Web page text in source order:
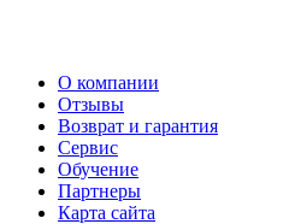
О компании
Отзывы
Возврат и гарантия
Сервис
Обучение
Партнеры
Карта сайта